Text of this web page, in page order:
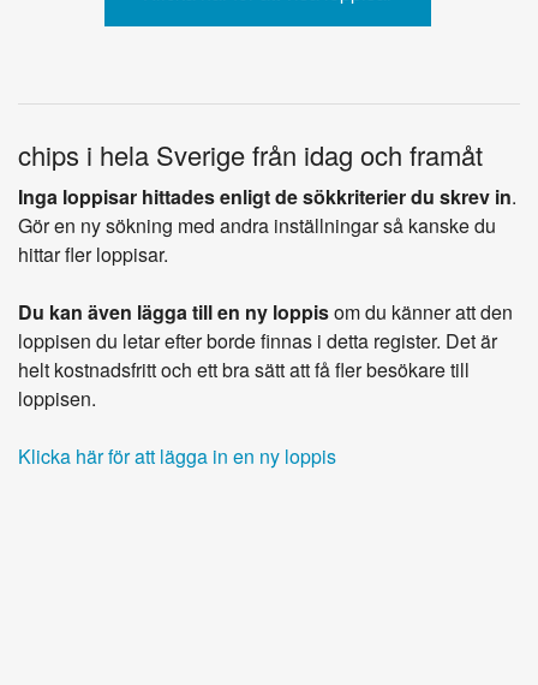
chips i hela Sverige från idag och framåt
Inga loppisar hittades enligt de sökkriterier du skrev in.
Gör en ny sökning med andra inställningar så kanske du
hittar fler loppisar.
Du kan även lägga till en ny loppisom du känner att den
loppisen du letar efter borde finnas i detta register. Det är
helt kostnadsfritt och ett bra sätt att få fler besökare till
loppisen.
Klicka här för att lägga in en ny loppis